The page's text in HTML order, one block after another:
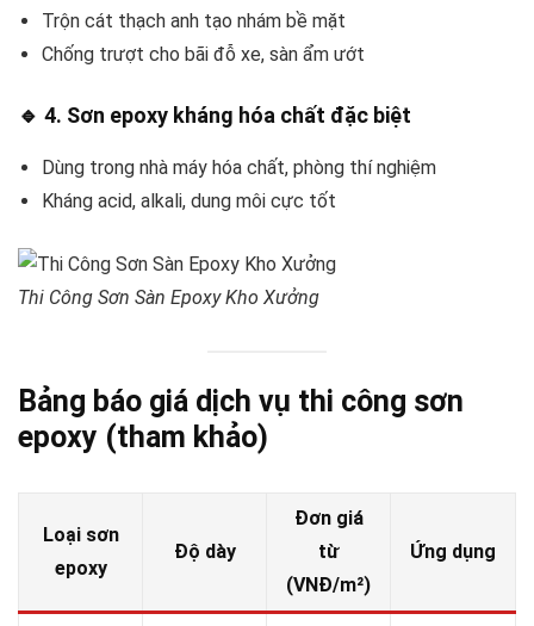
Trộn cát thạch anh tạo nhám bề mặt
Chống trượt cho bãi đỗ xe, sàn ẩm ướt
🔹 4. Sơn epoxy kháng hóa chất đặc biệt
Dùng trong nhà máy hóa chất, phòng thí nghiệm
Kháng acid, alkali, dung môi cực tốt
Thi Công Sơn Sàn Epoxy Kho Xưởng
Bảng báo giá dịch vụ thi công sơn
epoxy (tham khảo)
Loại sơn
epoxy
Độ dày
Đơn giá
từ
(VNĐ/m²)
Ứng dụng